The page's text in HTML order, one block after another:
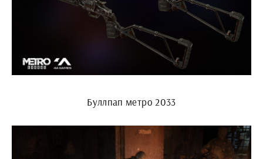
Буллпап метро 2033